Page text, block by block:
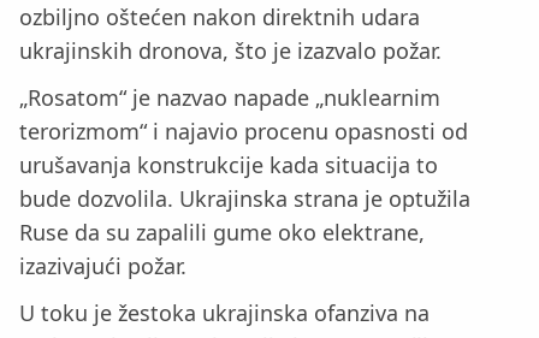
ozbiljno oštećen nakon direktnih udara
ukrajinskih dronova, što je izazvalo požar.
„Rosatom“ je nazvao napade „nuklearnim
terorizmom“ i najavio procenu opasnosti od
urušavanja konstrukcije kada situacija to
bude dozvolila. Ukrajinska strana je optužila
Ruse da su zapalili gume oko elektrane,
izazivajući požar.
U toku je žestoka ukrajinska ofanziva na